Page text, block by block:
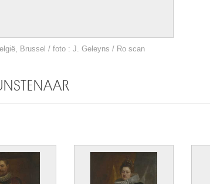
Brussel / foto : J. Geleyns / Ro scan